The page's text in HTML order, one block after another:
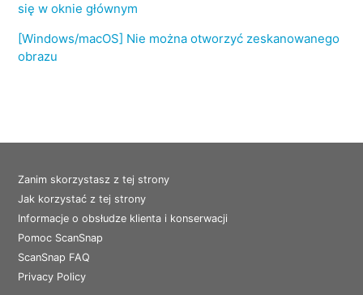
się w oknie głównym
[Windows/macOS] Nie można otworzyć zeskanowanego
obrazu
Zanim skorzystasz z tej strony
Jak korzystać z tej strony
Informacje o obsłudze klienta i konserwacji
Pomoc ScanSnap
ScanSnap FAQ
Privacy Policy